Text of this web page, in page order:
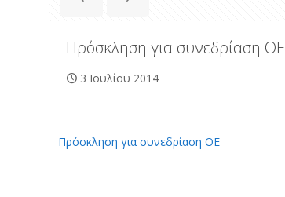
Πρόσκληση για συνεδρίαση ΟΕ
3 Ιουλίου 2014
Πρόσκληση για συνεδρίαση ΟΕ